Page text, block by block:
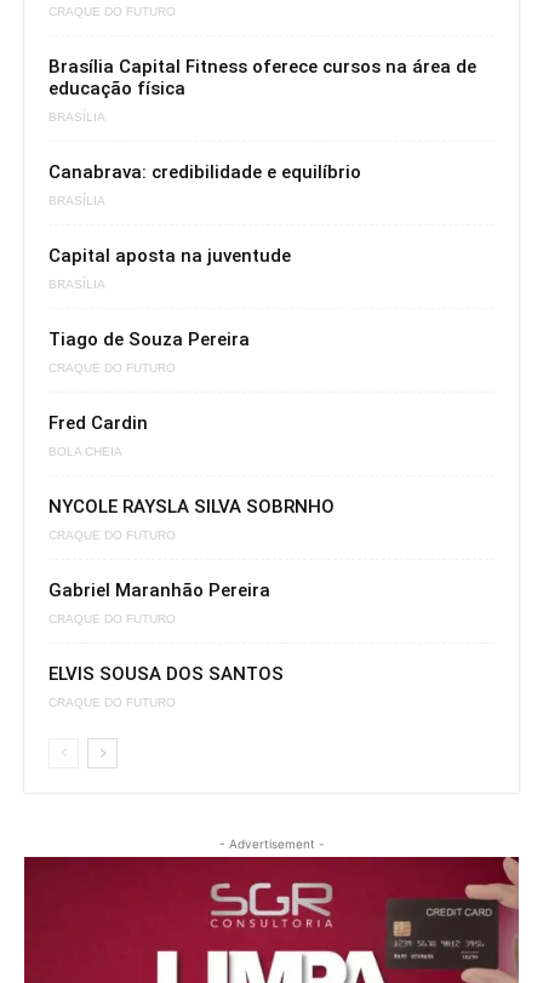
CRAQUE DO FUTURO
Brasília Capital Fitness oferece cursos na área de
educação física
BRASÍLIA
Canabrava: credibilidade e equilíbrio
BRASÍLIA
Capital aposta na juventude
BRASÍLIA
Tiago de Souza Pereira
CRAQUE DO FUTURO
Fred Cardin
BOLA CHEIA
NYCOLE RAYSLA SILVA SOBRNHO
CRAQUE DO FUTURO
Gabriel Maranhão Pereira
CRAQUE DO FUTURO
ELVIS SOUSA DOS SANTOS
CRAQUE DO FUTURO
- Advertisement -